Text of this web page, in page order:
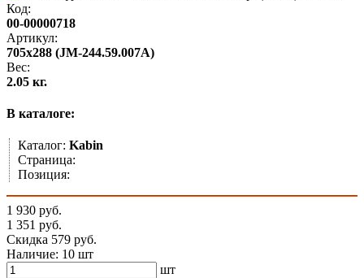
Код:
00-00000718
Артикул:
705х288 (JM-244.59.007А)
Вес:
2.05 кг.
В каталоге:
Каталог: Kabin
Страница:
Позиция:
1 930 руб.
1 351 руб.
Скидка 579 руб.
Наличие: 10 шт
шт